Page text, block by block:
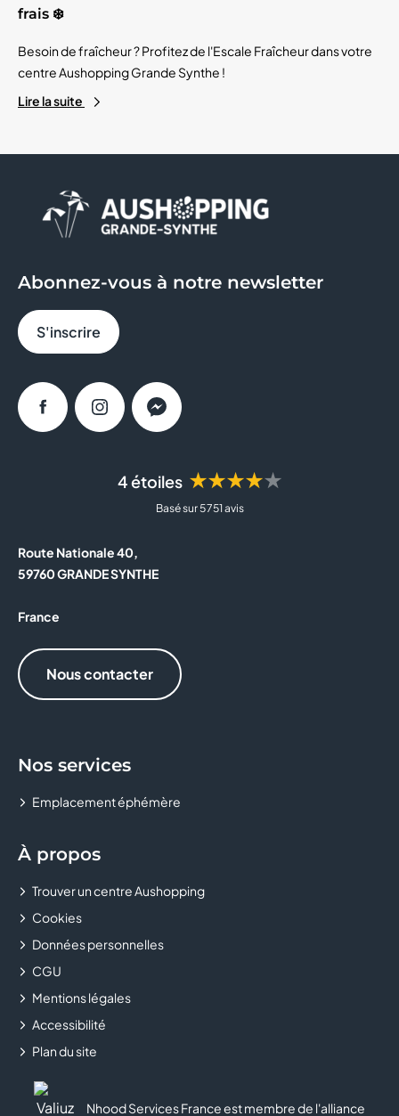
frais ❄️
Besoin de fraîcheur ? Profitez de l'Escale Fraîcheur dans votre
centre Aushopping Grande Synthe !
Lire la suite
4 étoiles ★★★★★
Basé sur 5 751 avis
Route Nationale 40,
59760 GRANDE SYNTHE
France
Nous contacter
Nos services
Emplacement éphémère
À propos
Trouver un centre Aushopping
Cookies
Données personnelles
CGU
Mentions légales
Accessibilité
Plan du site
Abonnez-vous à notre newsletter
S'inscrire
FacebookInstagramMessenger
Nhood Services France est membre de l'alliance